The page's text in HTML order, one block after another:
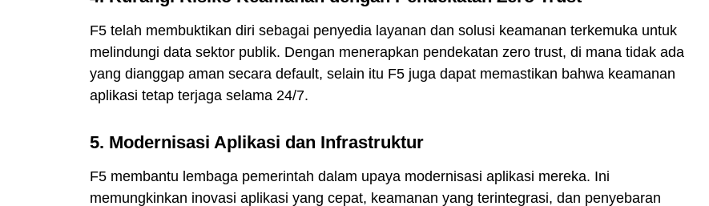
F5 telah membuktikan diri sebagai penyedia layanan dan solusi keamanan terkemuka untuk
melindungi data sektor publik. Dengan menerapkan pendekatan zero trust, di mana tidak ada
yang dianggap aman secara default, selain itu F5 juga dapat memastikan bahwa keamanan
aplikasi tetap terjaga selama 24/7.
5. Modernisasi Aplikasi dan Infrastruktur
F5 membantu lembaga pemerintah dalam upaya modernisasi aplikasi mereka. Ini
memungkinkan inovasi aplikasi yang cepat, keamanan yang terintegrasi, dan penyebaran